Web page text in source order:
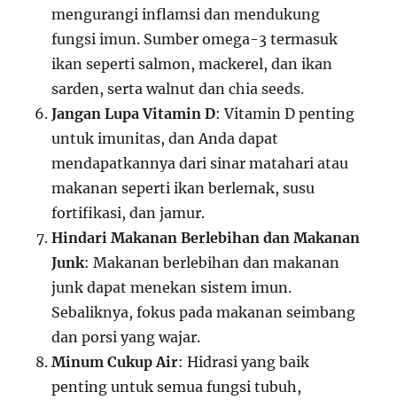
mengurangi inflamsi dan mendukung
fungsi imun. Sumber omega-3 termasuk
ikan seperti salmon, mackerel, dan ikan
sarden, serta walnut dan chia seeds.
Jangan Lupa Vitamin D: Vitamin D penting
untuk imunitas, dan Anda dapat
mendapatkannya dari sinar matahari atau
makanan seperti ikan berlemak, susu
fortifikasi, dan jamur.
Hindari Makanan Berlebihan dan Makanan
Junk: Makanan berlebihan dan makanan
junk dapat menekan sistem imun.
Sebaliknya, fokus pada makanan seimbang
dan porsi yang wajar.
Minum Cukup Air: Hidrasi yang baik
penting untuk semua fungsi tubuh,